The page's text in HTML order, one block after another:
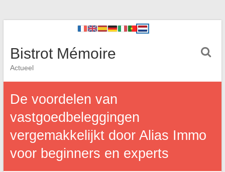
Bistrot Mémoire
Actueel
De voordelen van
vastgoedbeleggingen
vergemakkelijkt door Alias Immo
voor beginners en experts